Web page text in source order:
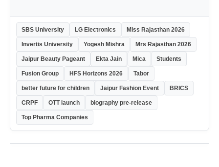
SBS University LG Electronics Miss Rajasthan 2026
Invertis University Yogesh Mishra Mrs Rajasthan 2026
Jaipur Beauty Pageant Ekta Jain Mica Students
Fusion Group HFS Horizons 2026 Tabor
better future for children Jaipur Fashion Event BRICS
CRPF OTT launch biography pre-release
Top Pharma Companies